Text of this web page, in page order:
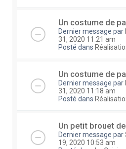
Un costume de
Dernier message par
31, 2020 11:21 am
Posté dans
Un costume de
Dernier message par
31, 2020 11:18 am
Posté dans
Un petit brouet
Dernier message par
19, 2020 10:53 am